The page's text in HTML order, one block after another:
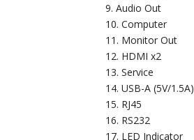
Audio Out
Computer
Monitor Out
HDMI x2
Service
USB-A (5V/1.5A)
RJ45
RS232
LED Indicator